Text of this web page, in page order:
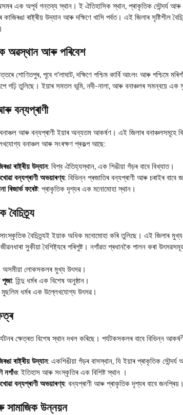
এক অপূৰ্ব গন্তব্য স্থান। ই ঐতিহাসিক স্থান, প্ৰাকৃতিক সৌন্দৰ্য আৰু
কাজিৰঙা ৰাষ্ট্ৰীয় উদ্যান আৰু দক্ষিণে খাসি পৰ্বত। এই জিলাৰ
অৱস্থান আৰু পৰিবেশ
শোণিতপুৰ, পূবে গ’লাঘাট, দক্ষিণে পশ্চিম কাৰ্বি আংলং আৰু পশ্চিমে
গঢ়ি তুলিছে। ইয়াৰ সমতল ভূমি, নদী-নালা, আৰু বনাঞ্চলৰ সমন্বয়ে এক
বন্যপ্ৰাণী
আৰু বন্যপ্ৰাণী ইয়াৰ অন্যতম আকৰ্ষণ। এই জিলাৰ বনাঞ্চলসমূহে
বনাঞ্চল আৰু সংৰক্ষণ প্ৰকল্প আছে:
ৰাষ্ট্ৰীয় উদ্যান: বিশ্ব ঐতিহ্যস্থান, এক শিঙীয়া গঁড়ৰ বাবে বিখ্যাত।
বন্যপ্ৰাণী অভয়াৰণ্য: বিভিন্ন প্ৰজাতিৰ বন্যপ্ৰাণী আৰু চৰাইৰ বাবে
ৰিজাৰ্ভ ফৰেষ্ট: প্ৰাকৃতিক দৃশ্যৰ এক মনোমোহা স্থান।
বৈচিত্ৰ্য
বৈচিত্ৰ্যই ইয়াক অধিক মনোমোহা কৰি তুলিছে। এই জিলাৰ
সুকীয়া বৈশিষ্ট্যৰে পৰিপুষ্ট। নগাঁৱত প্ৰধানকৈ পালন কৰা
অসমীয়া লোকসকলৰ মুখ্য উৎসৱ।
পূজা: হিন্দু ধৰ্মৰ এক বিশেষ অনুষ্ঠান।
ধৰ্মৰ এক উল্লেখযোগ্য উৎসৱ।
ক্ষেত্ৰত বিশেষ স্থান দখল কৰিছে। পৰ্যটকসকলৰ বাবে বিভিন্ন
ৰাষ্ট্ৰীয় উদ্যান: একশিঙীয়া গঁড়ৰ বাসস্থান, যি ইয়াৰ প্ৰাকৃতিক সৌন্দৰ্য
নগাঁও: ইতিহাস আৰু সংস্কৃতিৰ এক বিশিষ্ট স্থান ।
বন্যপ্ৰাণী অভয়াৰণ্য: বন্যপ্ৰাণী আৰু প্ৰাকৃতিক দৃশ্যৰ বাবে জনপ্ৰিয়।
সামাজিক উন্নয়ন